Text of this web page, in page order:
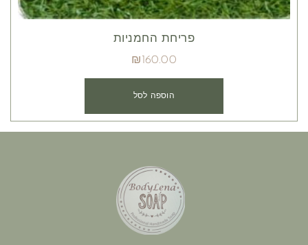
פריחת החמניות
₪160.00
הוספה לסל